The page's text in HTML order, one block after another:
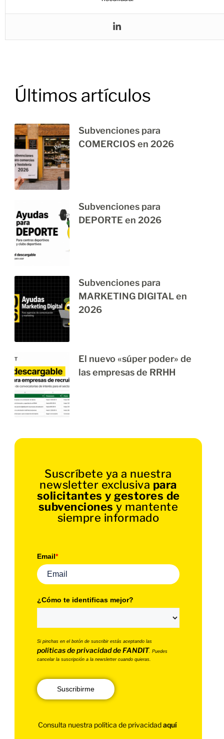
Últimos artículos
Subvenciones para
COMERCIOS en 2026
Subvenciones para
DEPORTE en 2026
Subvenciones para
MARKETING DIGITAL en
2026
El nuevo «súper poder» de
las empresas de RRHH
Suscríbete ya a nuestra
newsletter exclusiva para
solicitantes y gestores de
subvenciones y mantente
siempre informado
Email*
¿Cómo te identificas mejor?
Si pinchas en el botón de suscribir estás aceptando las
políticas de privacidad de FANDIT . Puedes
cancelar la suscripción a la newsletter cuando quieras.
Suscribirme
Consulta nuestra política de privacidadaquí